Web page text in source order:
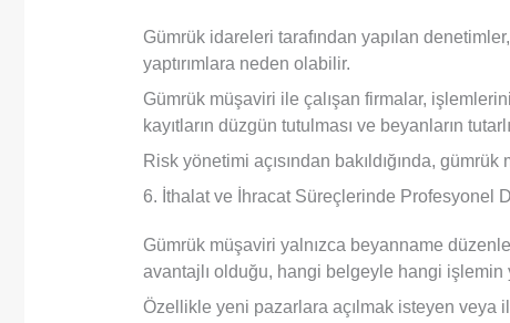
Gümrük idareleri tarafından yapılan
yaptırımlara neden olabilir.
Gümrük müşaviri ile çalışan firmalar,
kayıtların düzgün tutulması ve beyanların
Risk yönetimi açısından bakıldığında,
6. İthalat ve İhracat Süreçlerinde Profesyonel
Gümrük müşaviri yalnızca beyanname
avantajlı olduğu, hangi belgeyle hangi işlemin
Özellikle yeni pazarlara açılmak isteyen veya